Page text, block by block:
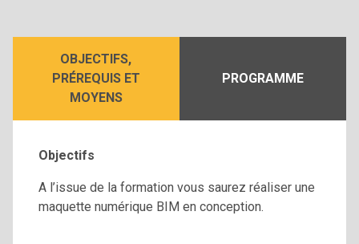
OBJECTIFS,
PRÉREQUIS ET
MOYENS
PROGRAMME
Objectifs
A l’issue de la formation vous saurez réaliser une
maquette numérique BIM en conception.